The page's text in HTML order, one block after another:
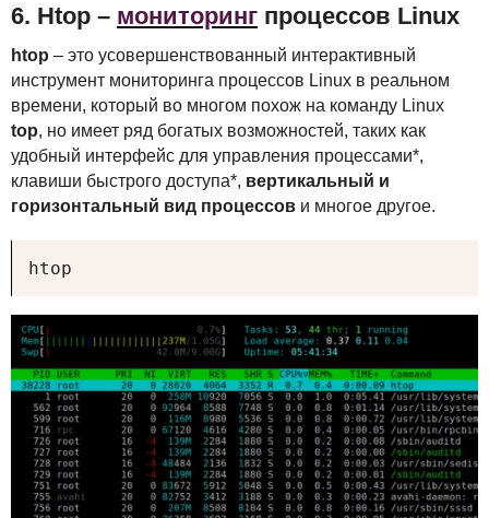
6. Htop – мониторинг процессов Linux
htop – это усовершенствованный интерактивный
инструмент мониторинга процессов Linux в реальном
времени, который во многом похож на команду Linux
top, но имеет ряд богатых возможностей, таких как
удобный интерфейс для управления процессами*,
клавиши быстрого доступа*, вертикальный и
горизонтальный вид процессов и многое другое.
htop